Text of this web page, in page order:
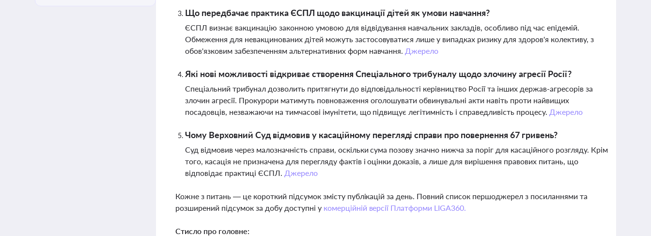
Що передбачає практика ЄСПЛ щодо вакцинації дітей як умови навчання?
ЄСПЛ визнає вакцинацію законною умовою для відвідування навчальних закладів, особливо під час епідемій.
Обмеження для невакцинованих дітей можуть застосовуватися лише у випадках ризику для здоров'я колективу, з
обов'язковим забезпеченням альтернативних форм навчання. Джерело
Які нові можливості відкриває створення Спеціального трибуналу щодо злочину агресії Росії?
Спеціальний трибунал дозволить притягнути до відповідальності керівництво Росії та інших держав-агресорів за
злочин агресії. Прокурори матимуть повноваження оголошувати обвинувальні акти навіть проти найвищих
посадовців, незважаючи на тимчасові імунітети, що підвищує легітимність і справедливість процесу. Джерело
Чому Верховний Суд відмовив у касаційному перегляді справи про повернення 67 гривень?
Суд відмовив через малозначність справи, оскільки сума позову значно нижча за поріг для касаційного розгляду. Крім
того, касація не призначена для перегляду фактів і оцінки доказів, а лише для вирішення правових питань, що
відповідає практиці ЄСПЛ. Джерело
Кожне з питань — це короткий підсумок змісту публікацій за день. Повний список першоджерел з посиланнями та
розширений підсумок за добу доступні у комерційній версії Платформи LIGA360.
Стисло про головне: